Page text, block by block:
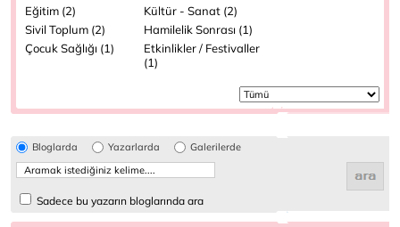
Eğitim (2)
Kültür - Sanat (2)
Sivil Toplum (2)
Hamilelik Sonrası (1)
Çocuk Sağlığı (1)
Etkinlikler / Festivaller
(1)
Bloglarda Yazarlarda Galerilerde
Sadece bu yazarın bloglarında ara